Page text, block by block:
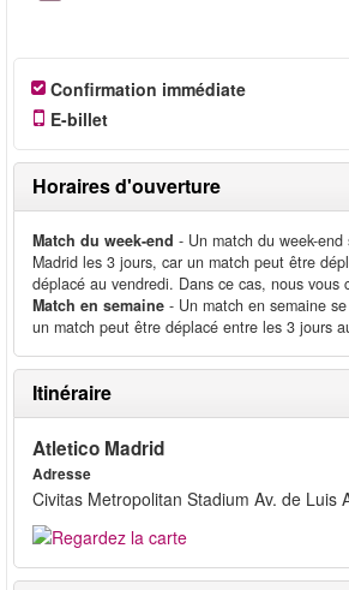
Confirmation immédiate
E-billet
Horaires d'ouverture
Match du week-end - Un match du week-
Madrid les 3 jours, car un match peut être
déplacé au vendredi. Dans ce cas, nous vous
Match en semaine - Un match en semaine
un match peut être déplacé entre les 3 jours
Itinéraire
Atletico Madrid
Adresse
Civitas Metropolitan Stadium Av. de Luis